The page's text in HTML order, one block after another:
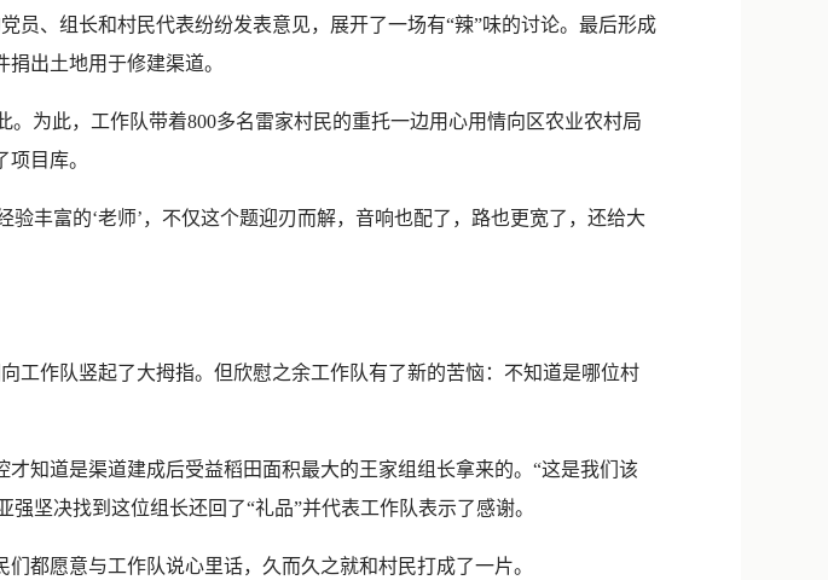
、组长和村民代表纷纷发表意见，展开了一场有“辣”味的讨论。最后形成
出土地用于修建渠道。
此，工作队带着800多名雷家村民的重托一边用心用情向区农业农村局
目库。
丰富的‘老师’，不仅这个题迎刃而解，音响也配了，路也更宽了，还给大
作队竖起了大拇指。但欣慰之余工作队有了新的苦恼：不知道是哪位村
道是渠道建成后受益稻田面积最大的王家组组长拿来的。“这是我们该
坚决找到这位组长还回了“礼品”并代表工作队表示了感谢。
愿意与工作队说心里话，久而久之就和村民打成了一片。